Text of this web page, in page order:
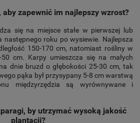
zapewnić im najlepszy wzrost?
się na miejsce stałe w pierwszej lub
następnego roku po wysiewie. Najlepsza
150-170 cm, natomiast rośliny w
cm. Karpy umieszcza się na małych
dnie bruzd o głębokości 25-30 cm, tak
pąka był przysypany 5-8 cm warstwą
międzyrzędzia są wyrównywane i
by utrzymać wysoką jakość
plantacji?